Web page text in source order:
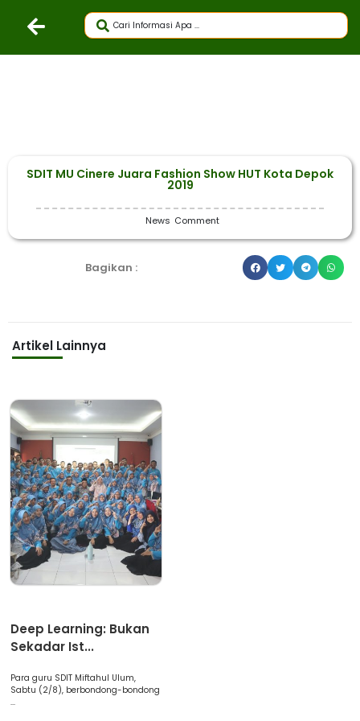
SDIT MU Cinere Juara Fashion Show HUT Kota Depok
2019
News Comment
Bagikan :
Artikel Lainnya
Deep Learning: Bukan
Sekadar Ist...
Para guru SDIT Miftahul Ulum,
Sabtu (2/8), berbondong-bondong
...